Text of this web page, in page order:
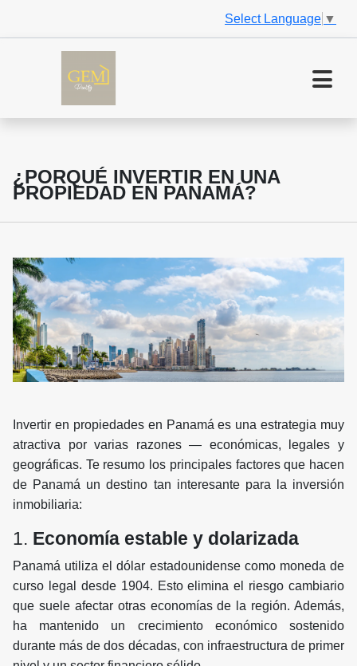
Select Language ▼
¿PORQUÉ INVERTIR EN UNA
PROPIEDAD EN PANAMÁ?
Invertir en propiedades en Panamá es una estrategia muy
atractiva por varias razones — económicas, legales y
geográficas. Te resumo los principales factores que hacen
de Panamá un destino tan interesante para la inversión
inmobiliaria:
1. Economía estable y dolarizada
Panamá utiliza el dólar estadounidense como moneda de
curso legal desde 1904. Esto elimina el riesgo cambiario
que suele afectar otras economías de la región. Además,
ha mantenido un crecimiento económico sostenido
durante más de dos décadas, con infraestructura de primer